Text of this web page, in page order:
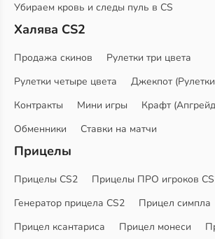
Убираем кровь и следы пуль в CS
Халява CS2
Продажа скинов
Рулетки три цвета
Рулетки четыре цвета
Джекпот
Контракты
Мини игры Крафт
Обменники
Ставки на матчи
Прицелы
Прицелы CS2
Прицелы ПРО игроков
Генератор прицела CS2
Прицел симпла
Прицел ксантариса
Прицел монеси